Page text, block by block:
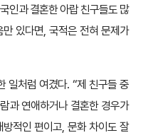
인과 결혼한 아랍 친구들도 많
있다면, 국적은 전혀 문제가
일처럼 여겼다. “제 친구들 중
과 연애하거나 결혼한 경우가
적인 편이고, 문화 차이도 잘